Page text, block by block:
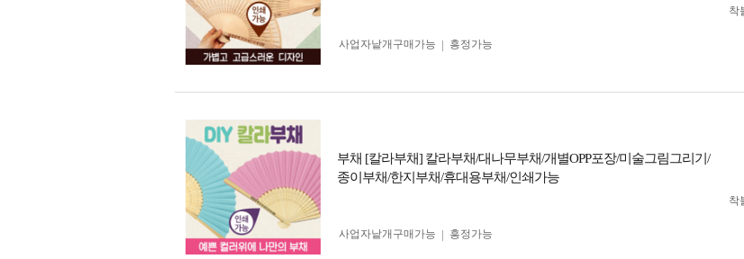
착
사업자 낱개구매가능 흥정가능
부채 [칼라부채] 칼라부채/대나무부채/개별OPP포장/미술그림그리기/
종이부채/한지부채/휴대용부채/인쇄가능
착
사업자 낱개구매가능 흥정가능